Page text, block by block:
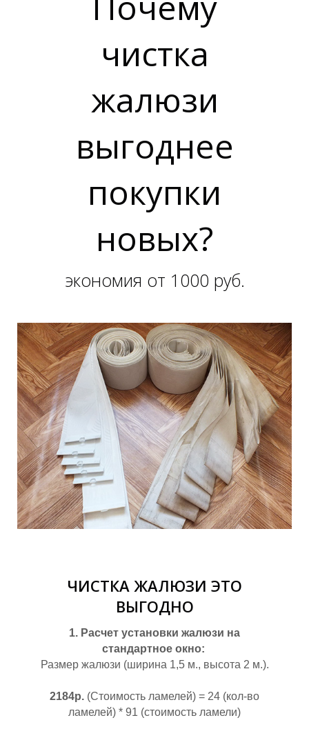
чистка
жалюзи
выгоднее
покупки
новых?
экономия от 1000 руб.
ЧИСТКА ЖАЛЮЗИ ЭТО
ВЫГОДНО
1. Расчет установки жалюзи на
стандартное окно:
Размер жалюзи (ширина 1,5 м., высота 2 м.).
2184р. (Стоимость ламелей) = 24 (кол-во
ламелей) * 91 (стоимость ламели)
Н
Е